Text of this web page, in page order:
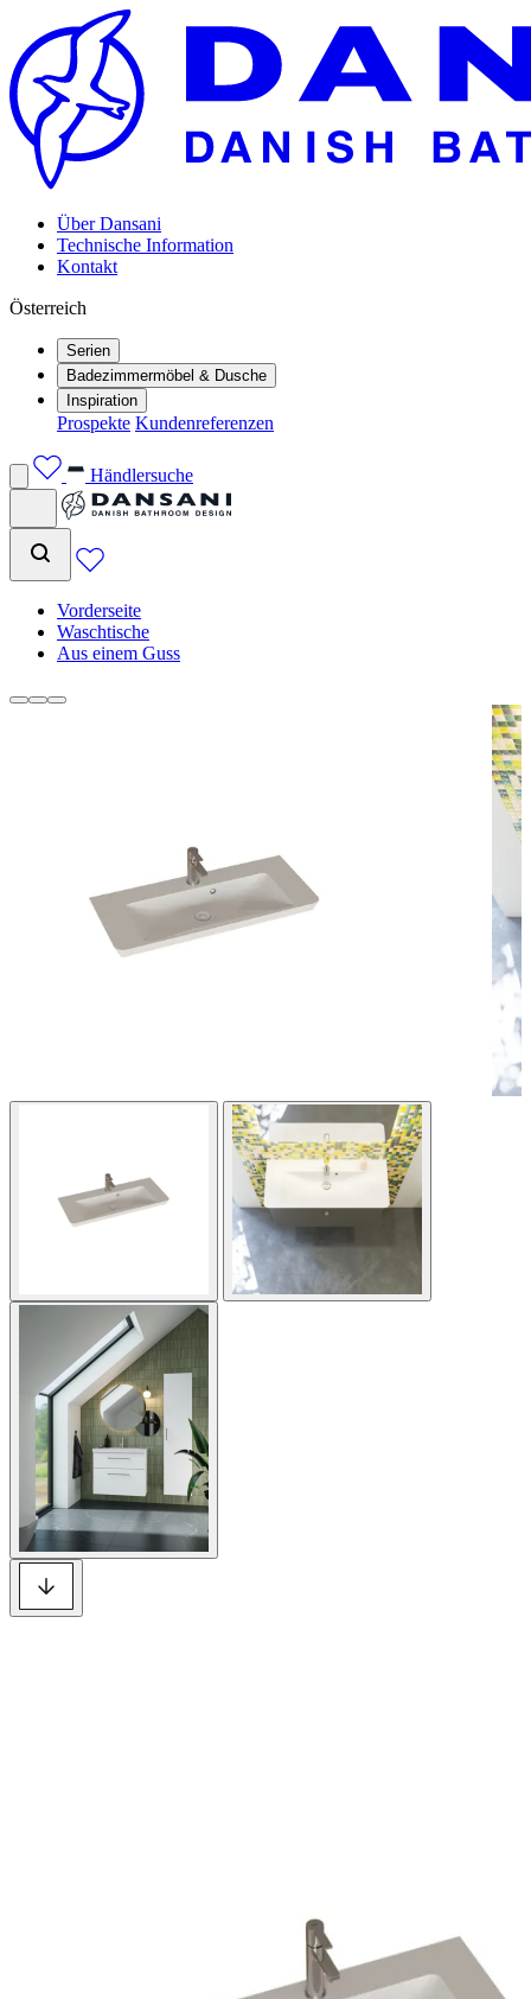
Über Dansani
Technische Information
Kontakt
Österreich
Serien
Badezimmermöbel & Dusche
Inspiration
Prospekte Kundenreferenzen
Händlersuche
Vorderseite
Waschtische
Aus einem Guss